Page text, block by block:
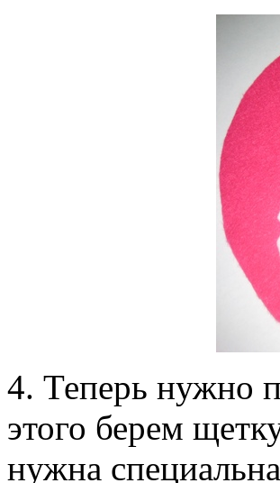
4. Теперь нужно
этого берем
нужна